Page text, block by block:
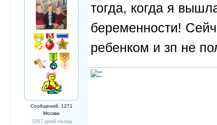
Сообщений: 1271
Москва
3267 дней назад
тогда, когда я
беременности!
ребенком и зп не